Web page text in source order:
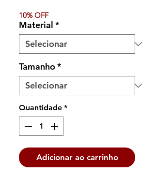
10% OFF
Material *
Tamanho*
Quantidade *
Adicionar ao carrinho